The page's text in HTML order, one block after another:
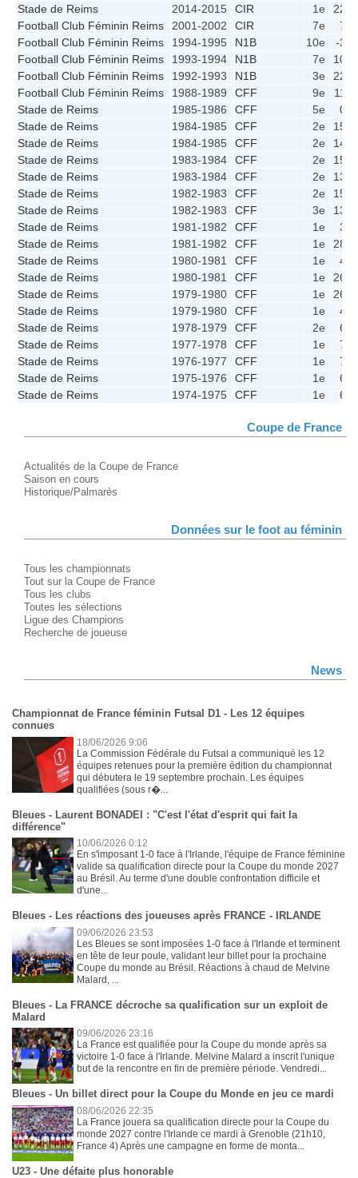
Stade de Reims
2014-2015 CIR 1e
22
Football Club Féminin Reims
2001-2002 CIR 7e
7
Football Club Féminin Reims
1994-1995 N1B 10e -3
Football Club Féminin Reims
1993-1994 N1B 7e 10
Football Club Féminin Reims
1992-1993 N1B 3e 22
Football Club Féminin Reims
1988-1989 CFF 9e 11
Stade de Reims
1985-1986 CFF 5e
0
Stade de Reims
1984-1985 CFF 2e 15
Stade de Reims
1984-1985 CFF 2e 14
Stade de Reims
1983-1984 CFF 2e 15
Stade de Reims
1983-1984 CFF 2e 13
Stade de Reims
1982-1983 CFF 2e 15
Stade de Reims
1982-1983 CFF 3e 13
Stade de Reims
1981-1982 CFF 1e
3
Stade de Reims
1981-1982 CFF 1e 28
Stade de Reims
1980-1981 CFF 1e
4
Stade de Reims
1980-1981 CFF 1e 26
Stade de Reims
1979-1980 CFF 1e 26
Stade de Reims
1979-1980 CFF 1e
4
Stade de Reims
1978-1979 CFF 2e
6
Stade de Reims
1977-1978 CFF 1e
7
Stade de Reims
1976-1977 CFF 1e
7
Stade de Reims
1975-1976 CFF 1e
6
Stade de Reims
1974-1975 CFF 1e 6
Coupe de France
Actualités de la Coupe de France
Saison en cours
Historique/Palmarès
Données sur le foot au féminin
Tous les championnats
Tout sur la Coupe de France
Tous les clubs
Toutes les sélections
Ligue des Champions
Recherche de joueuse
News
Championnat de France féminin Futsal D1 - Les 12 équipes
connues
18/06/2026 9:06
La Commission Fédérale du Futsal a communiqué les 12
équipes retenues pour la première édition du championnat
qui débutera le 19 septembre prochain. Les équipes
qualifiées (sous r�...
Bleues - Laurent BONADEI : "C'est l'état d'esprit qui fait la
différence"
10/06/2026 0:12
En s'imposant 1-0 face à l'Irlande, l'équipe de France féminine
valide sa qualification directe pour la Coupe du monde 2027
au Brésil. Au terme d'une double confrontation difficile et
d'une...
Bleues - Les réactions des joueuses après FRANCE - IRLANDE
09/06/2026 23:53
Les Bleues se sont imposées 1-0 face à l'Irlande et terminent
en tête de leur poule, validant leur billet pour la prochaine
Coupe du monde au Brésil. Réactions à chaud de Melvine
Malard, ...
Bleues - La FRANCE décroche sa qualification sur un exploit de
Malard
09/06/2026 23:16
La France est qualifiée pour la Coupe du monde après sa
victoire 1-0 face à l'Irlande. Melvine Malard a inscrit l'unique
but de la rencontre en fin de première période. Vendredi...
Bleues - Un billet direct pour la Coupe du Monde en jeu ce mardi
08/06/2026 22:35
La France jouera sa qualification directe pour la Coupe du
monde 2027 contre l'Irlande ce mardi à Grenoble (21h10,
France 4) Après une campagne en forme de monta...
U23 - Une défaite plus honorable